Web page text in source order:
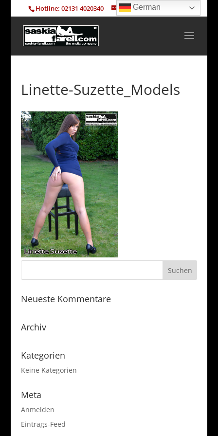
Hotline: 02131 4020340 info@saskia-farell.com
Linette-Suzette_Models
Neueste Kommentare
Archiv
Kategorien
Keine Kategorien
Meta
Anmelden
Eintrags-Feed
German